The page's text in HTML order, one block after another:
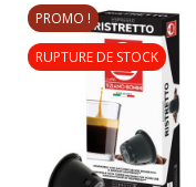
PROMO !
RUPTURE DE STOCK